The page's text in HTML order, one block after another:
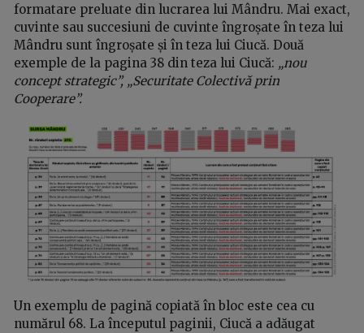
formatare preluate din lucrarea lui Mândru. Mai exact,
cuvinte sau succesiuni de cuvinte îngroșate în teza lui
Mândru sunt îngroșate și în teza lui Ciucă. Două
exemple de la pagina 38 din teza lui Ciucă: „nou
concept strategic”, „Securitate Colectivă prin
Cooperare”.
Un exemplu de pagină copiată în bloc este cea cu
numărul 68. La începutul paginii, Ciucă a adăugat